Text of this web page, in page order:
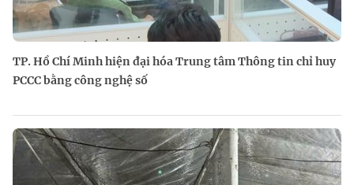
TP. Hồ Chí Minh hiện đại hóa Trung tâm Thông tin chỉ huy
PCCC bằng công nghệ số